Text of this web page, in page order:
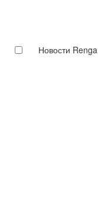
Новости Renga